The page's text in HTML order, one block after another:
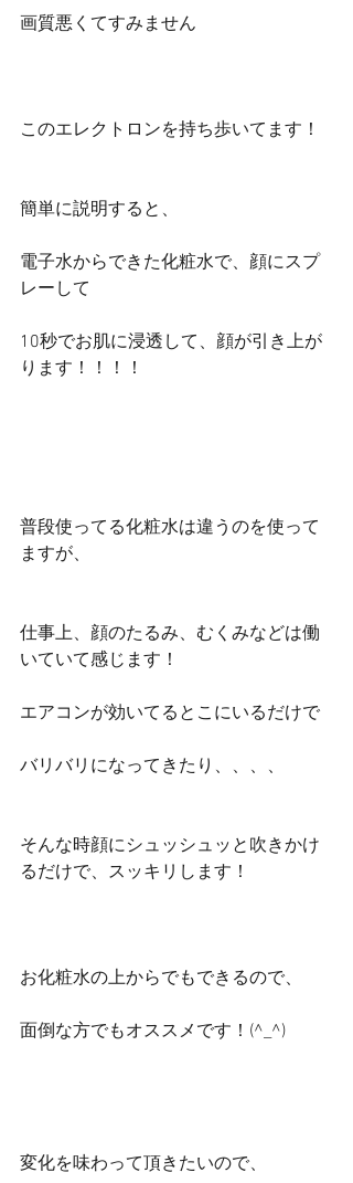
画質悪くてすみません
このエレクトロンを持ち歩いてます！
簡単に説明すると、
電子水からできた化粧水で、顔にスプ
レーして
10秒でお肌に浸透して、顔が引き上が
ります！！！！
普段使ってる化粧水は違うのを使って
ますが、
仕事上、顔のたるみ、むくみなどは働
いていて感じます！
エアコンが効いてるとこにいるだけで
バリバリになってきたり、、、、
そんな時顔にシュッシュッと吹きかけ
るだけで、スッキリします！
お化粧水の上からでもできるので、
面倒な方でもオススメです！(^_^)
変化を味わって頂きたいので、